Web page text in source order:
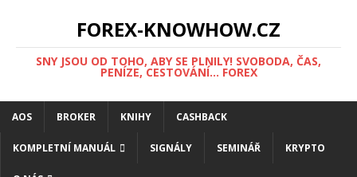
FOREX-KNOWHOW.CZ
SNY JSOU OD TOHO, ABY SE PLNILY! SVOBODA, ČAS,
PENÍZE, CESTOVÁNÍ... FOREX
AOS BROKER KNIHY CASHBACK
KOMPLETNÍ MANUÁL SIGNÁLY SEMINÁŘ KRYPTO